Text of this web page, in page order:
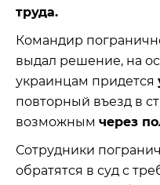
труда.
Командир
выдал решение, на
украинцам придется
повторный въезд в
возможным через
Сотрудники
обратятся в суд с